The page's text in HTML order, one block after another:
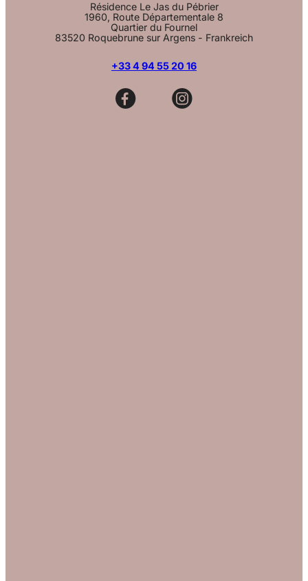
Résidence Le Jas du Pébrier
1960, Route Départementale 8
Quartier du Fournel
83520 Roquebrune sur Argens - Frankreich
+33 4 94 55 20 16